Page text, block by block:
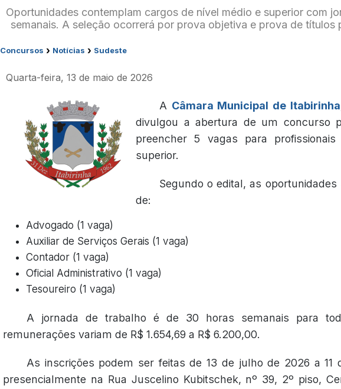
Oportunidades contemplam cargos de nível médio e superior com
semanais. A seleção ocorrerá por prova objetiva e prova de títulos
Concursos › Notícias › Sudeste
Quarta-feira, 13 de maio de 2026
A Câmara Municipal de Itabirinha
divulgou a abertura de um concurso
preencher 5 vagas para
superior.
Segundo o edital, as
de:
Advogado (1 vaga)
Auxiliar de Serviços Gerais (1 vaga)
Contador (1 vaga)
Oficial Administrativo (1 vaga)
Tesoureiro (1 vaga)
A jornada de trabalho é de 30 horas semanais para
remunerações variam de R$ 1.654,69 a R$ 6.200,00.
As inscrições podem ser feitas de 13 de julho de 2026 a 11
presencialmente na Rua Juscelino Kubitschek, nº 39, 2º piso,